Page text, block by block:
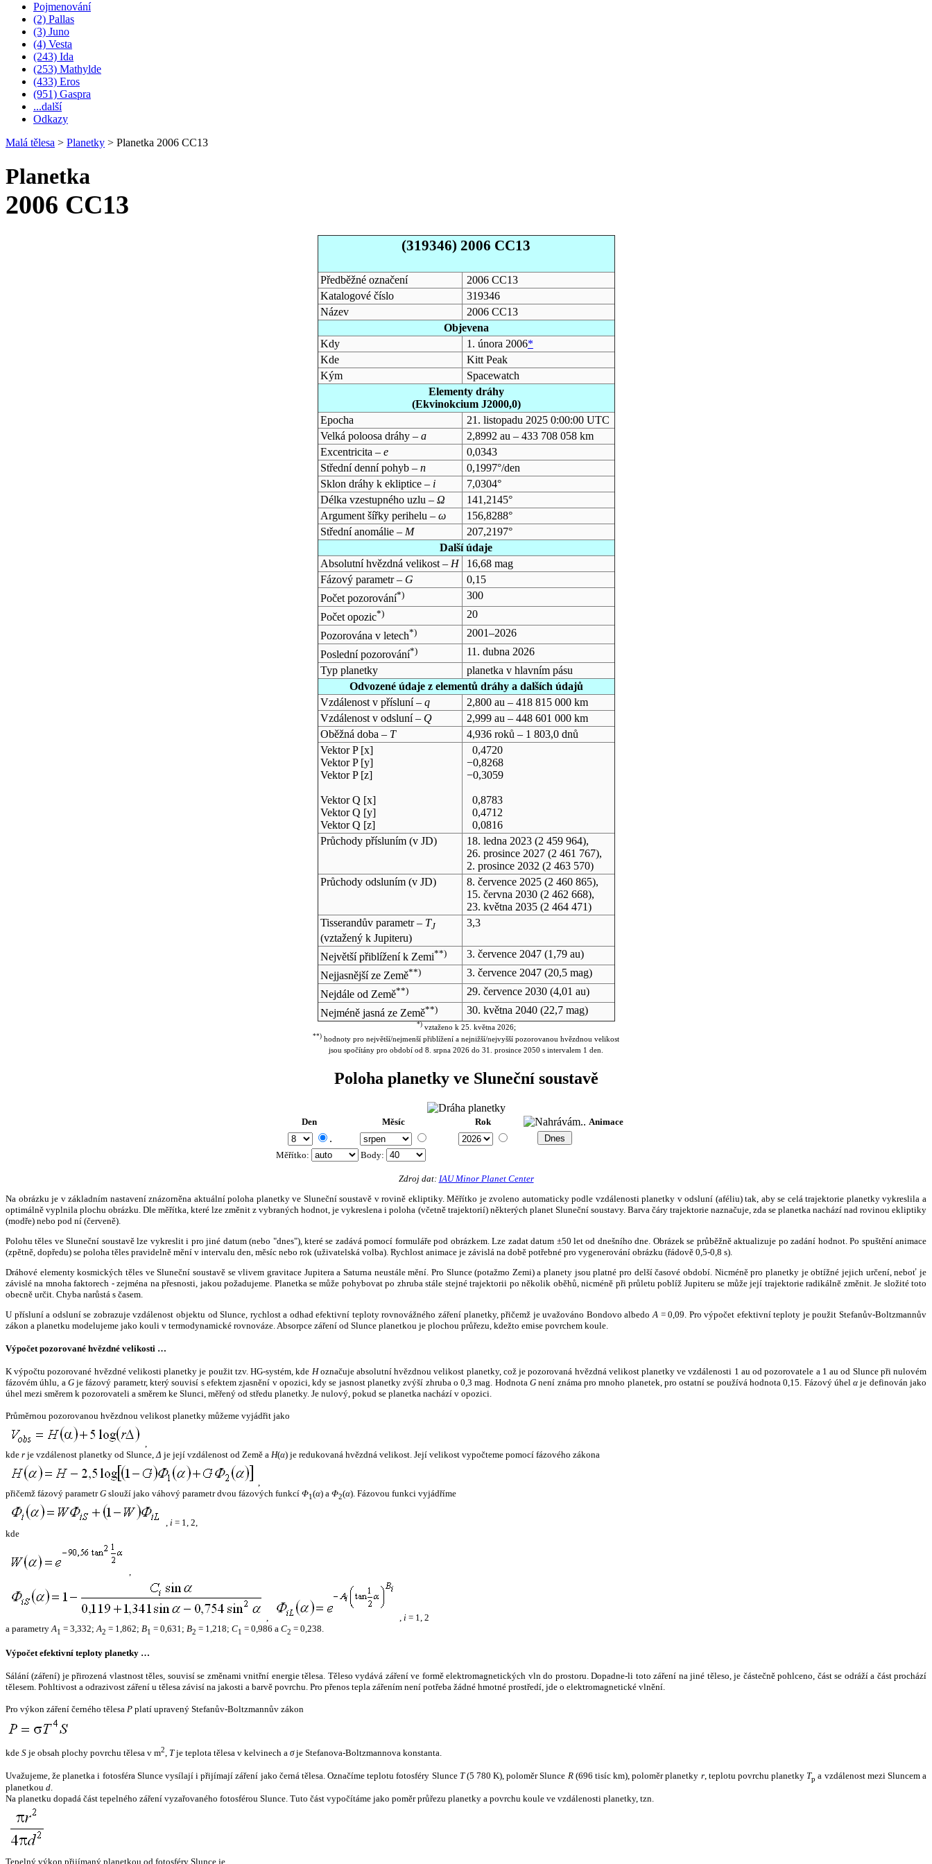
Pojmenování
(2) Pallas
(3) Juno
(4) Vesta
(243) Ida
(253) Mathylde
(433) Eros
(951) Gaspra
...další
Odkazy
Malá tělesa > Planetky > Planetka 2006 CC13
Planetka
2006 CC13
(319346) 2006 CC13
Předběžné označení
2006 CC13
Katalogové číslo
319346
Název
2006 CC13
Objevena
Kdy
1. února 2006*
Kde
Kitt Peak
Kým
Spacewatch
Elementy dráhy
(Ekvinokcium J2000,0)
Epocha
21. listopadu 2025 0:00:00 UTC
Velká poloosa dráhy – a
2,8992 au – 433 708 058 km
Excentricita – e
0,0343
Střední denní pohyb – n
0,1997°/den
Sklon dráhy k ekliptice – i
7,0304°
Délka vzestupného uzlu – Ω
141,2145°
Argument šířky perihelu – ω
156,8288°
Střední anomálie – M
207,2197°
Další údaje
Absolutní hvězdná velikost – H
16,68 mag
Fázový parametr – G
0,15
Počet pozorování*)
300
Počet opozic*)
20
Pozorována v letech*)
2001–2026
Poslední pozorování*)
11. dubna 2026
Typ planetky
planetka v hlavním pásu
Odvozené údaje z elementů dráhy a dalších údajů
Vzdálenost v přísluní – q
2,800 au – 418 815 000 km
Vzdálenost v odsluní – Q
2,999 au – 448 601 000 km
Oběžná doba – T
4,936 roků – 1 803,0 dnů
Vektor P [x]
Vektor P [y]
Vektor P [z]
Vektor Q [x]
Vektor Q [y]
Vektor Q [z]
0,4720
−0,8268
−0,3059
0,8783
0,4712
0,0816
Průchody přísluním (v JD) 18. ledna 2023(2 459 964),
26. prosince 2027(2 461 767),
2. prosince 2032 (2 463 570)
Průchody odsluním (v JD) 8. července 2025(2 460 865),
15. června 2030(2 462 668),
23. května 2035(2 464 471)
Tisserandův parametr – TJ
(vztažený k Jupiteru)
3,3
Největší přiblížení k Zemi**) 3. července 2047(1,79 au)
Nejjasnější ze Země**) 3. července 2047(20,5 mag)
Nejdále od Země**) 29. července 2030(4,01 au)
Nejméně jasná ze Země**) 30. května 2040(22,7 mag)
*)vztaženo k 25. května 2026;
**) hodnoty pro největší/nejmenší přiblížení a nejnižší/nejvyšší pozorovanou hvězdnou velikost
jsou spočítány pro období od 8. srpna 2026 do 31. prosince 2050 s intervalem 1 den.
Poloha planetky ve Sluneční soustavě
Den Měsíc Rok Animace
.
Měřítko: Body:
Zdroj dat: IAU Minor Planet Center
Na obrázku je v základním nastavení znázorněna aktuální poloha planetky ve Sluneční soustavě v rovině ekliptiky. Měřítko je zvoleno automaticky podle vzdálenosti planetky v odsluní (aféliu) tak, aby se celá trajektorie planetky vykreslila a
optimálně vyplnila plochu obrázku. Dle měřítka, které lze změnit z vybraných hodnot, je vykreslena i poloha (včetně trajektorií) některých planet Sluneční soustavy. Barva čáry trajektorie naznačuje, zda se planetka nachází nad rovinou ekliptiky
(modře) nebo pod ní (červeně).
Polohu těles ve Sluneční soustavě lze vykreslit i pro jiné datum (nebo "dnes"), které se zadává pomocí formuláře pod obrázkem. Lze zadat datum ±50 let od dnešního dne. Obrázek se průběžně aktualizuje po zadání hodnot. Po spuštění animace
(zpětně, dopředu) se poloha těles pravidelně mění v intervalu den, měsíc nebo rok (uživatelská volba). Rychlost animace je závislá na době potřebné pro vygenerování obrázku (řádově 0,5-0,8 s).
Dráhové elementy kosmických těles ve Sluneční soustavě se vlivem gravitace Jupitera a Saturna neustále mění. Pro Slunce (potažmo Zemi) a planety jsou platné pro delší časové období. Nicméně pro planetky je obtížné jejich určení, neboť je
závislé na mnoha faktorech - zejména na přesnosti, jakou požadujeme. Planetka se může pohybovat po zhruba stále stejné trajektorii po několik oběhů, nicméně při průletu poblíž Jupiteru se může její trajektorie radikálně změnit. Je složité toto
obecně určit. Chyba narůstá s časem.
U přísluní a odsluní se zobrazuje vzdálenost objektu od Slunce, rychlost a odhad efektivní teploty rovnovážného záření planetky, přičemž je uvažováno Bondovo albedo A = 0,09. Pro výpočet efektivní teploty je použit Stefanův-Boltzmannův
zákon a planetku modelujeme jako kouli v termodynamické rovnováze. Absorpce záření od Slunce planetkou je plochou průřezu, kdežto emise povrchem koule.
Výpočet pozorované hvězdné velikosti …
K výpočtu pozorované hvězdné velikosti planetky je použit tzv. HG-systém, kde Hoznačuje absolutní hvězdnou velikost planetky, což je pozorovaná hvězdná velikost planetky ve vzdálenosti 1 au od pozorovatele a 1 au od Slunce při nulovém
fázovém úhlu, a Gje fázový parametr, který souvisí s efektem zjasnění v opozici, kdy se jasnost planetky zvýší zhruba o 0,3 mag. HodnotaG není známa pro mnoho planetek, pro ostatní se používá hodnota 0,15. Fázový úhelα je definován jako
úhel mezi směrem k pozorovateli a směrem ke Slunci, měřený od středu planetky. Je nulový, pokud se planetka nachází v opozici.
Průměrnou pozorovanou hvězdnou velikost planetky můžeme vyjádřit jako
,
kde r je vzdálenost planetky od Slunce,Δ je její vzdálenost od Země a H(α) je redukovaná hvězdná velikost. Její velikost vypočteme pomocí fázového zákona
,
přičemž fázový parametrG slouží jako váhový parametr dvou fázových funkcí Φ1(α) a Φ2(α). Fázovou funkci vyjádříme
, i = 1, 2,
kde
,
, , i = 1, 2
a parametryA1 = 3,332;A2 = 1,862; B1 = 0,631; B2 = 1,218; C1 = 0,986 a C2 = 0,238.
Výpočet efektivní teploty planetky …
Sálání (záření) je přirozená vlastnost těles, souvisí se změnami vnitřní energie tělesa. Těleso vydává záření ve formě elektromagnetických vln do prostoru. Dopadne-li toto záření na jiné těleso, je částečně pohlceno, část se odráží a část prochází
tělesem. Pohltivost a odrazivost záření u tělesa závisí na jakosti a barvě povrchu. Pro přenos tepla zářením není potřeba žádné hmotné prostředí, jde o elektromagnetické vlnění.
Pro výkon záření černého tělesa P platí upravený Stefanův-Boltzmannův zákon
kde S je obsah plochy povrchu tělesa v m2, Tje teplota tělesa v kelvinech a σje Stefanova-Boltzmannova konstanta.
Uvažujeme, že planetka i fotosféra Slunce vysílají i přijímají záření jako černá tělesa. Označíme teplotu fotosféry Slunce T(5 780 K), poloměr Slunce R(696 tisíc km), poloměr planetky r, teplotu povrchu planetky Tp a vzdálenost mezi Sluncem a
planetkou d.
Na planetku dopadá část tepelného záření vyzařovaného fotosférou Slunce. Tuto část vypočítáme jako poměr průřezu planetky a povrchu koule ve vzdálenosti planetky, tzn.
Tepelný výkon přijímaný planetkou od fotosféry Slunce je